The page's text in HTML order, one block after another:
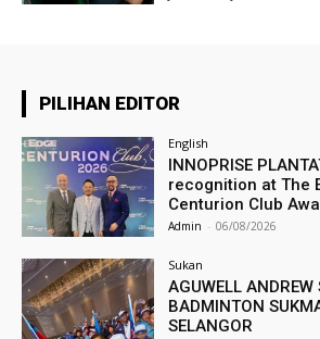
PILIHAN EDITOR
English
INNOPRISE
recognition at The
Centurion Club
Admin - 06/08/2026
Sukan
AGUWELL
BADMINTON
SELANGOR